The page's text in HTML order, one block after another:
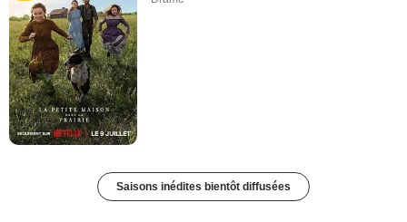
Saisons inédites bientôt diffusées